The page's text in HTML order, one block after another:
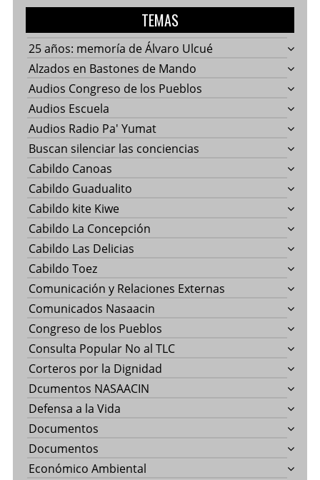
TEMAS
25 años: memoría de Álvaro Ulcué
Alzados en Bastones de Mando
Audios Congreso de los Pueblos
Audios Escuela
Audios Radio Pa' Yumat
Buscan silenciar las conciencias
Cabildo Canoas
Cabildo Guadualito
Cabildo kite Kiwe
Cabildo La Concepción
Cabildo Las Delicias
Cabildo Toez
Comunicación y Relaciones Externas
Comunicados Nasaacin
Congreso de los Pueblos
Consulta Popular No al TLC
Corteros por la Dignidad
Dcumentos NASAACIN
Defensa a la Vida
Documentos
Documentos
Económico Ambiental